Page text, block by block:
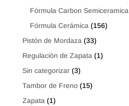
Fórmula Carbon Semiceramica
Fórmula Cerámica (156)
Pistón de Mordaza (33)
Regulación de Zapata (1)
Sin categorizar (3)
Tambor de Freno (15)
Zapata (1)